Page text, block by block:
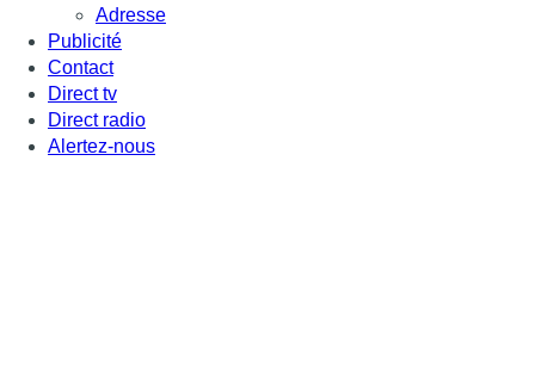
Adresse
Publicité
Contact
Direct tv
Direct radio
Alertez-nous